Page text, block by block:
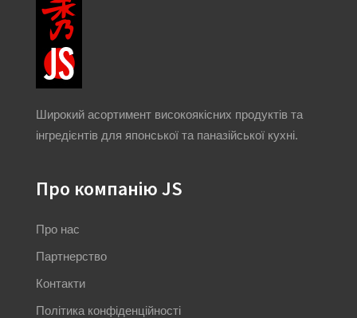
Широкий асортимент високоякісних продуктів та
інгредієнтів для японської та паназійської кухні.
Про компанію JS
Про нас
Партнерство
Контакти
Політика конфіденційності